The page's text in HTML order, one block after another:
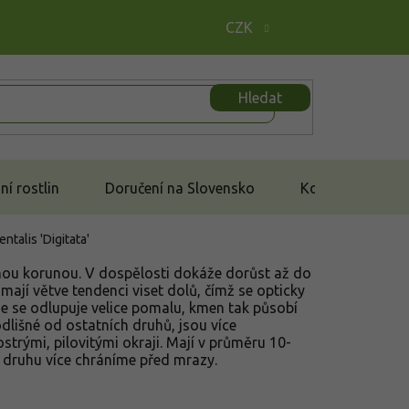
CZK
Hledat
rostlin Doručení na Slovensko Kontakt
'Digitata'
korunou. V dospělosti dokáže dorůst až do
větve tendenci viset dolů, čímž se opticky
se odlupuje velice pomalu, kmen tak působí
od ostatních druhů, jsou více
pilovitými okraji. Mají v průměru 10-
více chráníme před mrazy.